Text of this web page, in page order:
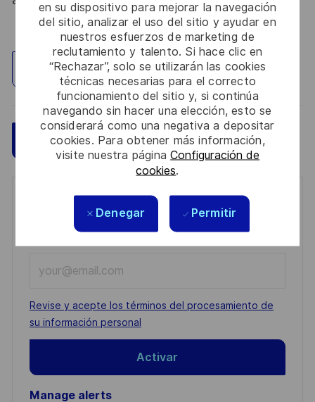
en su dispositivo para mejorar la navegación
del sitio, analizar el uso del sitio y ayudar en
nuestros esfuerzos de marketing de
reclutamiento y talento. Si hace clic en
“Rechazar”, solo se utilizarán las cookies
técnicas necesarias para el correcto
funcionamiento del sitio y, si continúa
navegando sin hacer una elección, esto se
considerará como una negativa a depositar
cookies. Para obtener más información,
visite nuestra páginaConfiguración de
cookies.
Denegar Permitir
Explorar ubicación
Aplicar ahora Guardar
Get notified for similar jobs
You'll receive updates once a week
Email
address
(Required)
Required
Revise y acepte los términos del procesamiento de
su información personal
Activar
Manage alerts